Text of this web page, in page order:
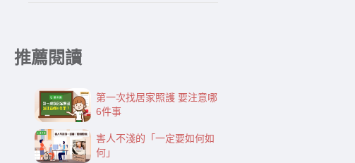
推薦閱讀
第一次找居家照護 要注意哪
6件事
害人不淺的「一定要如何如
何」